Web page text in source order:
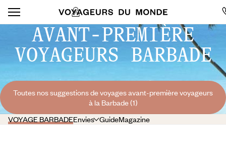
AVANT-PREMIÈRE
VOYAGEURS BARBADE
Toutes nos suggestions de voyages avant-première voyageurs
à la Barbade (1)
VOYAGE BARBADEEnvies GuideMagazine